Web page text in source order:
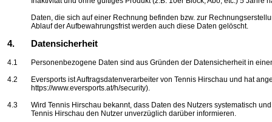
Daten, die sich auf einer Rechnung befinden bzw. zur
Ablauf der Aufbewahrungsfrist werden auch diese Daten gelöscht.
4. Datensicherheit
4.1
Personenbezogene Daten sind aus Gründen der Datensicherheit in
4.2
Eversports istAuftragsdatenverarbeiter von Tennis Hirschau und hat
https://www.eversports.at/h/security).
4.3
Wird Tennis Hirschau bekannt, dass Daten des Nutzers systematisch
Tennis Hirschau den Nutzer unverzüglich darüber informieren.